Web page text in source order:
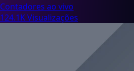
Contadores ao vivo
124.1K Visualizações